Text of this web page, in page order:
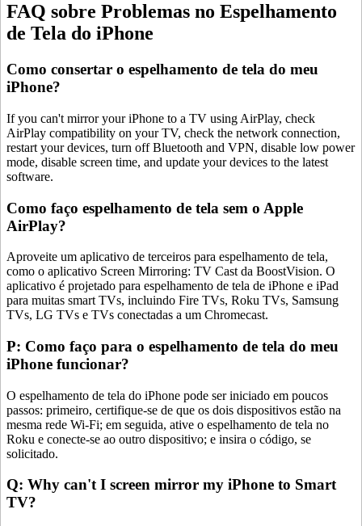
FAQ sobre Problemas no Espelhamento
de Tela do iPhone
Como consertar o espelhamento de tela do meu
iPhone?
If you can't mirror your iPhone to a TV using AirPlay, check
AirPlay compatibility on your TV, check the network connection,
restart your devices, turn off Bluetooth and VPN, disable low power
mode, disable screen time, and update your devices to the latest
software.
Como faço espelhamento de tela sem o Apple
AirPlay?
Aproveite um aplicativo de terceiros para espelhamento de tela,
como o aplicativo Screen Mirroring: TV Cast da BoostVision. O
aplicativo é projetado para espelhamento de tela de iPhone e iPad
para muitas smart TVs, incluindo Fire TVs, Roku TVs, Samsung
TVs, LG TVs e TVs conectadas a um Chromecast.
P: Como faço para o espelhamento de tela do meu
iPhone funcionar?
O espelhamento de tela do iPhone pode ser iniciado em poucos
passos: primeiro, certifique-se de que os dois dispositivos estão na
mesma rede Wi-Fi; em seguida, ative o espelhamento de tela no
Roku e conecte-se ao outro dispositivo; e insira o código, se
solicitado.
Q: Why can't I screen mirror my iPhone to Smart
TV?